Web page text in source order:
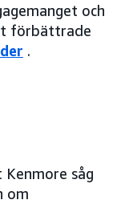
och
förbättrade
.
såg
om